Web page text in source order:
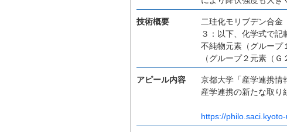
技術概要
二珪化モリブデン合金
３：以下、化学式で
不純物元素（グループ
（グループ２元素（
アピール内容
京都大学「産学連携情
産学連携の新たな取り
https://